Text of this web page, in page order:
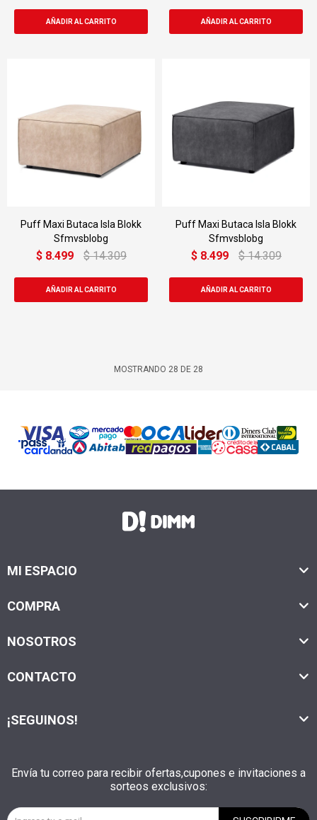
Puff Maxi Butaca Isla Blokk
Sfmvsblobg
$ 8.499 $ 14.309
Puff Maxi Butaca Isla Blokk
Sfmvsblobg
$ 8.499 $ 14.309
MOSTRANDO 28 DE 28
MI ESPACIO
COMPRA
NOSOTROS
CONTACTO
Envía tu correo para recibir ofertas,cupones e invitaciones a
sorteos exclusivos:
¡SEGUINOS!